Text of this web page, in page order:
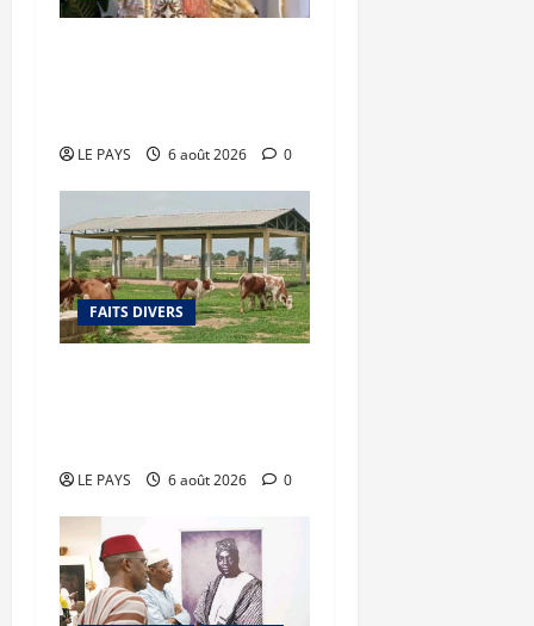
LE PAYS 6 août 2026 0
FAITS DIVERS
LE PAYS 6 août 2026 0